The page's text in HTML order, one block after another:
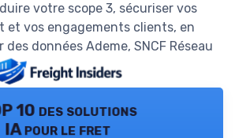
votre scope 3, sécuriser vos
et vos engagements clients, en
données Ademe, SNCF Réseau
10 des solutions
IA pour le fret